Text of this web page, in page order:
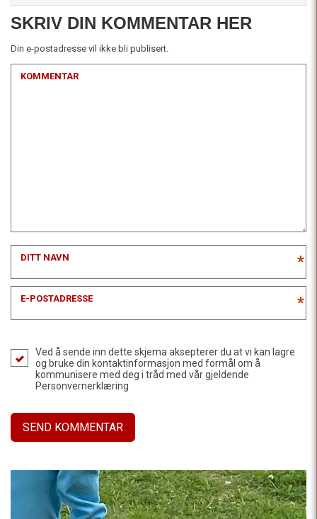
SKRIV DIN KOMMENTAR HER
Din e-postadresse vil ikke bli publisert.
KOMMENTAR
DITT NAVN *
E-POSTADRESSE *
Ved å sende inn dette skjema aksepterer du at vi kan lagre
og bruke din kontaktinformasjon med formål om å
kommunisere med deg i tråd med vår gjeldende
Personvernerklæring